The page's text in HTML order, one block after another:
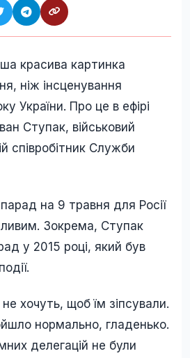
красива картинка
ніж інсценування
України. Про це в ефірі
Ступак, військовий
співробітник Служби
на 9 травня для Росії
Зокрема, Ступак
у 2015 році, який був
хочуть, щоб їм зіпсували.
нормально, гладенько.
делегацій не були